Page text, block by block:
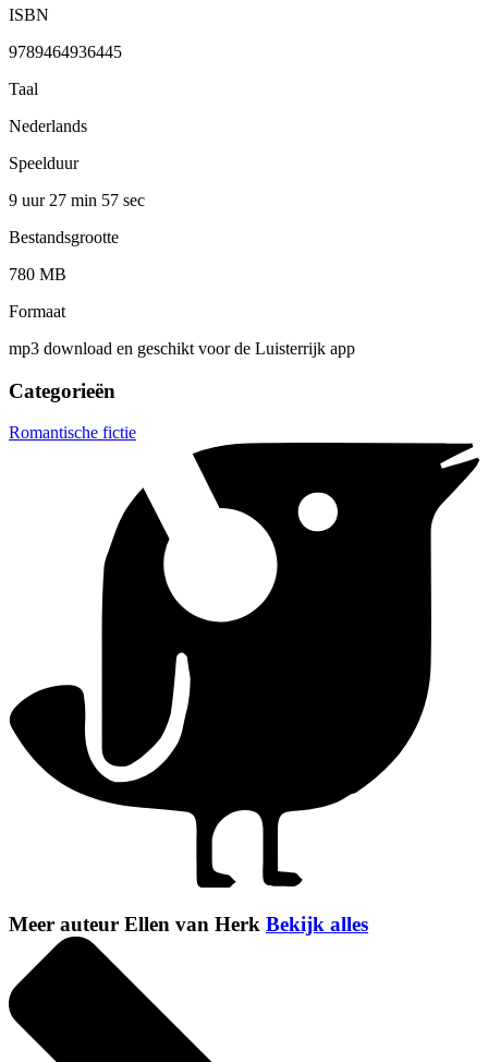
ISBN
9789464936445
Taal
Nederlands
Speelduur
9 uur 27 min 57 sec
Bestandsgrootte
780 MB
Formaat
mp3 download en geschikt voor de Luisterrijk app
Categorieën
Romantische fictie
Meer auteur Ellen van Herk Bekijk alles